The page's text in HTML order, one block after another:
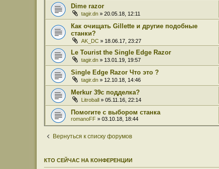
Dime razor
tagir.dn » 20.05.18, 12:11
Как очищать Gillette и другие подобные
станки?
AK_DC » 18.06.17, 23:27
Le Tourist the Single Edge Razor
tagir.dn » 13.01.19, 19:57
Single Edge Razor Что это ?
tagir.dn » 12.10.18, 14:46
Merkur 39c подделка?
Litroball » 05.11.16, 22:14
Помогите с выбором станка
romanoFF » 03.10.18, 18:44
Вернуться к списку форумов
КТО СЕЙЧАС НА КОНФЕРЕНЦИИ